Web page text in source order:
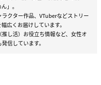
」。
クター作品、VTuberなどストリー
広くお届けしています。
し活）お役立ち情報など、女性オ
信しています。